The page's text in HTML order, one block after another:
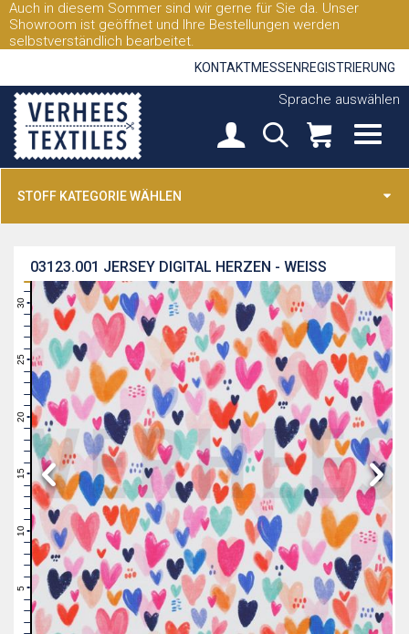
Auch in diesem Sommer sind wir gerne für Sie da. Unser
Showroom ist geöffnet und Ihre Bestellungen werden
selbstverständlich bearbeitet.
KONTAKTMESSEN REGISTRIERUNG
Sprache auswählen
STOFF KATEGORIE WÄHLEN
JERSEY DIGITAL HERZEN - WEISS
03123.001
6
7
9
10
11
12
13
14
15
16
18
19
20
21
22
23
24
25
26
27
29
30
31